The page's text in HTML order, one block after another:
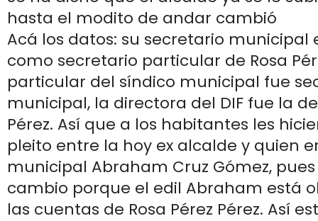
hasta el modito de andar cambió
Acá los datos: su secretario municipal
como secretario particular de Rosa
particular del síndico municipal fue
municipal, la directora del DIF fue la
Pérez. Así que a los habitantes les
pleito entre la hoy ex alcalde y quien
municipal Abraham Cruz Gómez,
cambio porque el edil Abraham está
las cuentas de Rosa Pérez Pérez. Así